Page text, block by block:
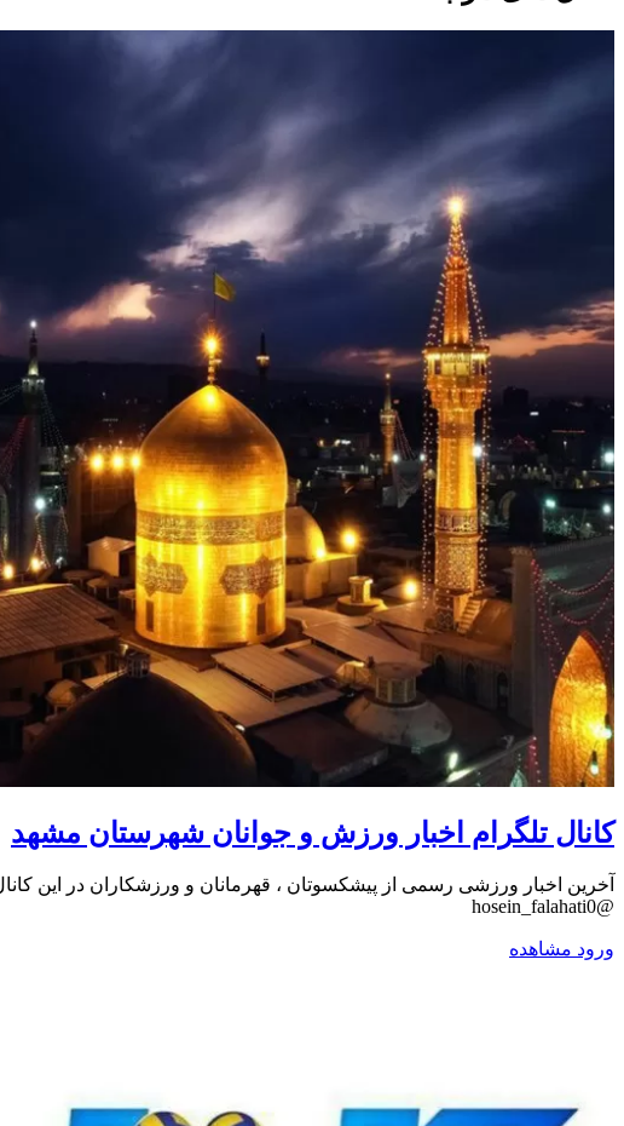
کانال تلگرام اخبار ورزش و جوانان شهرستان مشهد
آخرین اخبار ورزشی رسمی از پیشکسوتان ، قهرمانان و ورزشکاران در این
@hosein_falahati0
ورود مشاهده